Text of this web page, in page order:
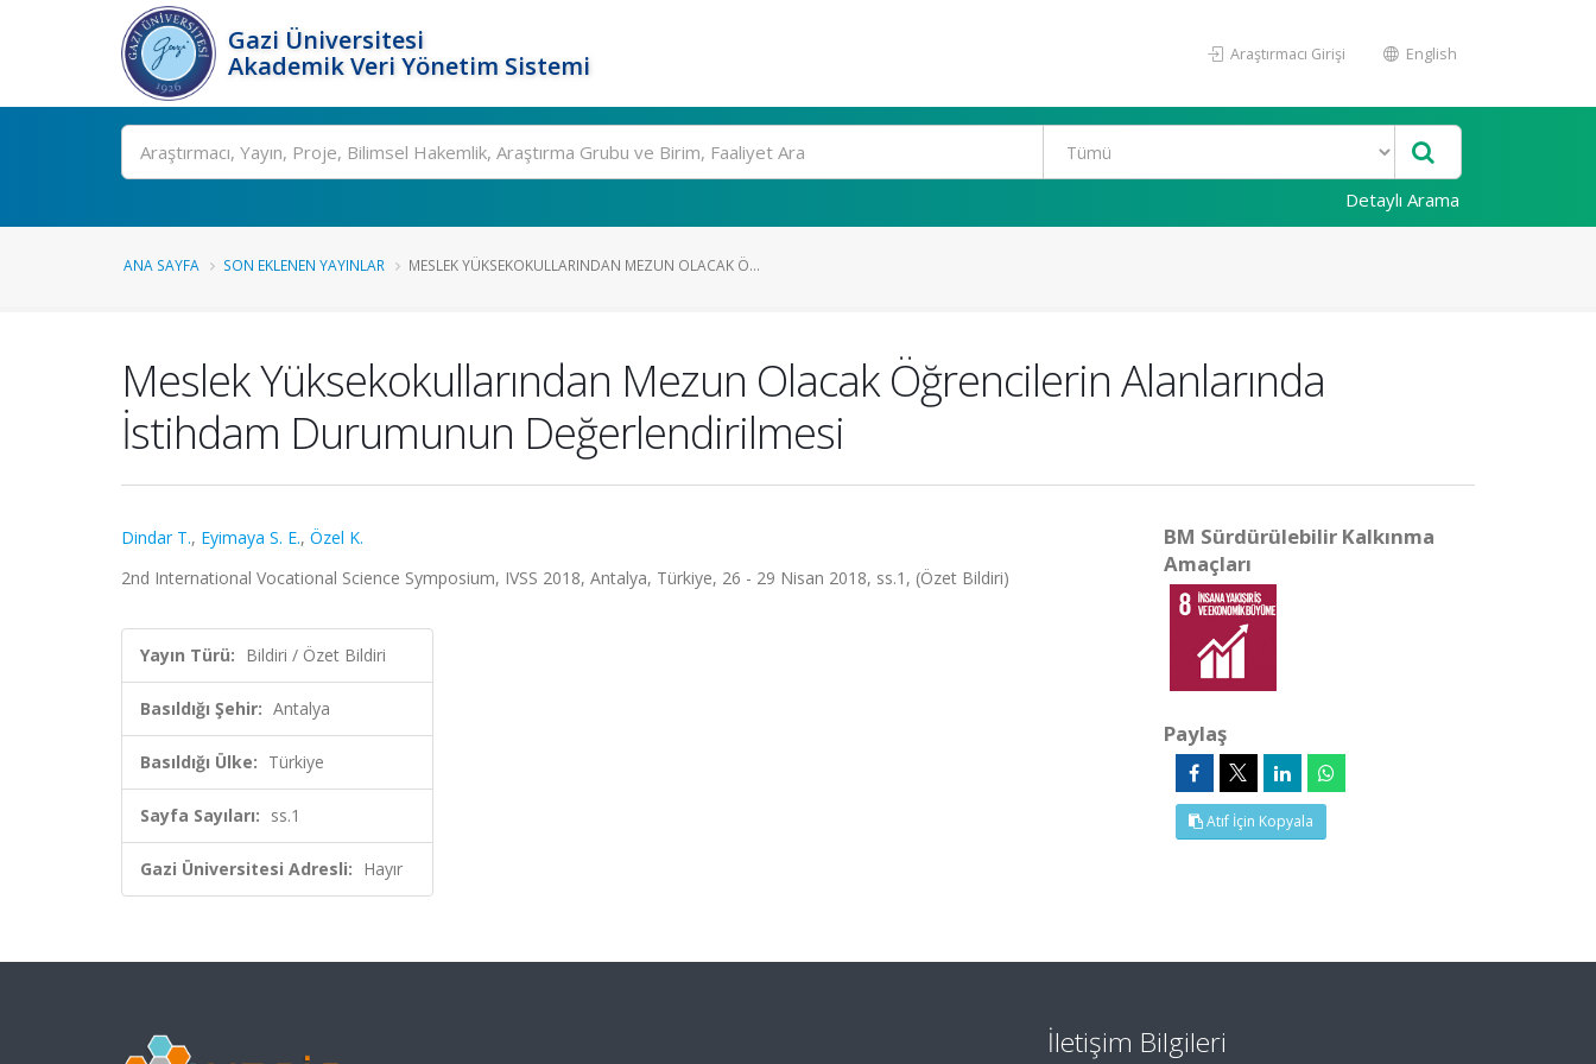
Gazi Üniversitesi
Akademik Veri Yönetim Sistemi
Araştırmacı Girişi English
Ara
Detaylı Arama
ANA SAYFA SON EKLENEN YAYINLAR MESLEK YÜKSEKOKULLARINDAN MEZUN OLACAK Ö...
Meslek Yüksekokullarından Mezun Olacak Öğrencilerin Alanlarında
İstihdam Durumunun Değerlendirilmesi
Dindar T., Eyimaya S. E., Özel K.
2nd International Vocational Science Symposium, IVSS 2018, Antalya, Türkiye, 26 - 29 Nisan 2018, ss.1, (Özet Bildiri)
Yayın Türü: Bildiri / Özet Bildiri
Basıldığı Şehir: Antalya
Basıldığı Ülke: Türkiye
Sayfa Sayıları: ss.1
Gazi Üniversitesi Adresli: Hayır
BM Sürdürülebilir Kalkınma
Amaçları
Paylaş
Atıf İçin Kopyala
İletişim Bilgileri